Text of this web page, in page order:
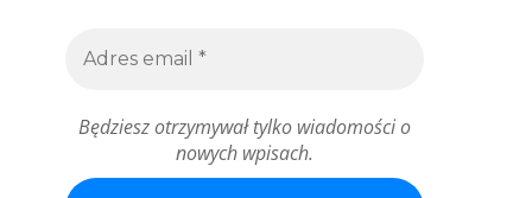
Będziesz otrzymywał tylko wiadomości o
nowych wpisach.